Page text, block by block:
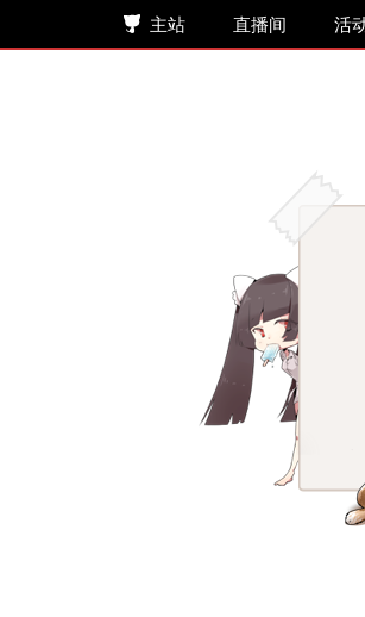
主站 直播间 活